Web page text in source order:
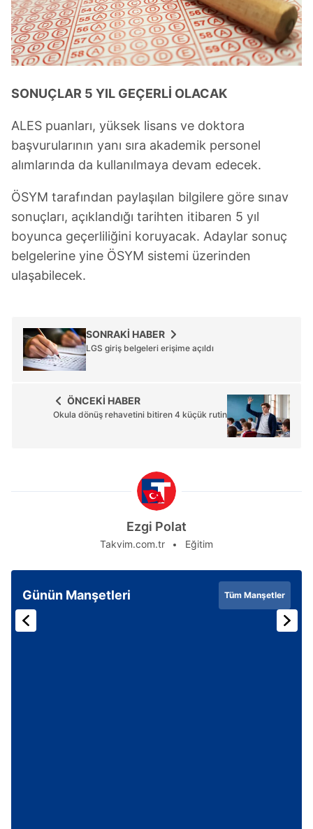
ilgili mevzuata uygun olarak kullanılan çerezlerle ilgili bilgi
almak için lütfentıklayınız.
SONUÇLAR 5 YIL GEÇERLİ OLACAK
ALES puanları, yüksek lisans ve doktora
başvurularının yanı sıra akademik personel
alımlarında da kullanılmaya devam edecek.
ÖSYM tarafından paylaşılan bilgilere göre sınav
sonuçları, açıklandığı tarihten itibaren 5 yıl
boyunca geçerliliğini koruyacak. Adaylar sonuç
belgelerine yine ÖSYM sistemi üzerinden
ulaşabilecek.
SONRAKİ HABER
LGS giriş belgeleri erişime açıldı
ÖNCEKİ HABER
Okula dönüş rehavetini bitiren 4 küçük rutin
Ezgi Polat
Takvim.com.tr Eğitim
Günün Manşetleri Tüm Manşetler